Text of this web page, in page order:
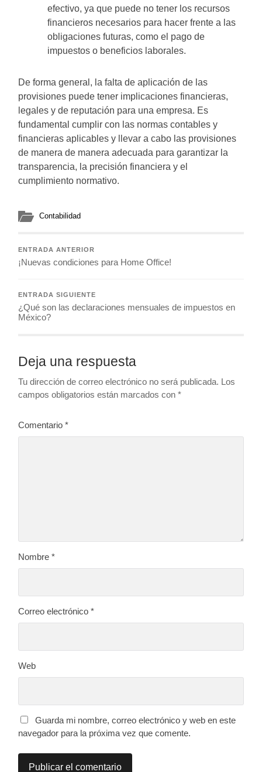
efectivo, ya que puede no tener los recursos
financieros necesarios para hacer frente a las
obligaciones futuras, como el pago de
impuestos o beneficios laborales.
De forma general, la falta de aplicación de las
provisiones puede tener implicaciones financieras,
legales y de reputación para una empresa. Es
fundamental cumplir con las normas contables y
financieras aplicables y llevar a cabo las provisiones
de manera de manera adecuada para garantizar la
transparencia, la precisión financiera y el
cumplimiento normativo.
Contabilidad
ENTRADA ANTERIOR
¡Nuevas condiciones para Home Office!
ENTRADA SIGUIENTE
¿Qué son las declaraciones mensuales de impuestos en
México?
Deja una respuesta
Tu dirección de correo electrónico no será publicada. Los
campos obligatorios están marcados con*
Comentario*
Nombre*
Correo electrónico*
Web
Guarda mi nombre, correo electrónico y web en este
navegador para la próxima vez que comente.